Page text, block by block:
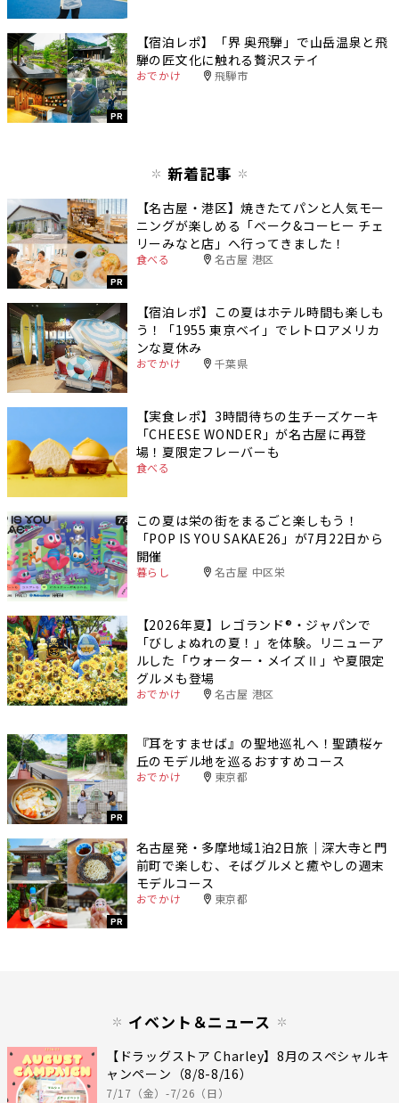
PR
【宿泊レポ】「界 奥飛騨」で山岳温泉と飛
騨の匠文化に触れる贅沢ステイ
おでかけ 飛騨市
新着記事
PR
【名古屋・港区】焼きたてパンと人気モー
ニングが楽しめる「ベーク&コーヒー チェ
リーみなと店」へ行ってきました！
食べる 名古屋 港区
【宿泊レポ】この夏はホテル時間も楽しも
う！「1955 東京ベイ」でレトロアメリカ
ンな夏休み
おでかけ 千葉県
【実食レポ】3時間待ちの生チーズケーキ
「CHEESE WONDER」が名古屋に再登
場！夏限定フレーバーも
食べる
この夏は栄の街をまるごと楽しもう！
「POP IS YOU SAKAE26」が7月22日から
開催
暮らし 名古屋 中区栄
【2026年夏】レゴランド®・ジャパンで
「びしょぬれの夏！」を体験。リニューア
ルした「ウォーター・メイズⅡ」や夏限定
グルメも登場
おでかけ 名古屋 港区
PR
『耳をすませば』の聖地巡礼へ！聖蹟桜ヶ
丘のモデル地を巡るおすすめコース
おでかけ 東京都
PR
名古屋発・多摩地域1泊2日旅｜深大寺と門
前町で楽しむ、そばグルメと癒やしの週末
モデルコース
おでかけ 東京都
イベント＆ニュース
【ドラッグストア Charley】8月のスペシャルキ
ャンペーン（8/8-8/16）
7/17（金）-7/26（日）